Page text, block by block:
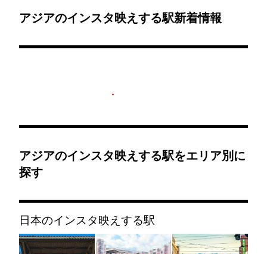
アジアのインスタ映えする駅新着情報
アジアのインスタ映えする駅をエリア別に
探す
日本のインスタ映えする駅